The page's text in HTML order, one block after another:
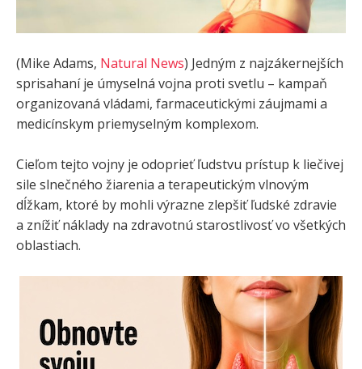
(Mike Adams, Natural News) Jedným z najzákernejších
sprisahaní je úmyselná vojna proti svetlu – kampaň
organizovaná vládami, farmaceutickými záujmami a
medicínskym priemyselným komplexom.
Cieľom tejto vojny je odoprieť ľudstvu prístup k liečivej
sile slnečného žiarenia a terapeutickým vlnovým
dĺžkam, ktoré by mohli výrazne zlepšiť ľudské zdravie
a znížiť náklady na zdravotnú starostlivosť vo všetkých
oblastiach.